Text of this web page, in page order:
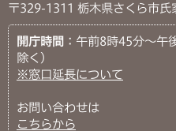
〒329-1311 栃木県さくら市氏
開庁時間 ：午前8時45分～午
除く）
※窓口延長について
お問い合わせは
こちらから